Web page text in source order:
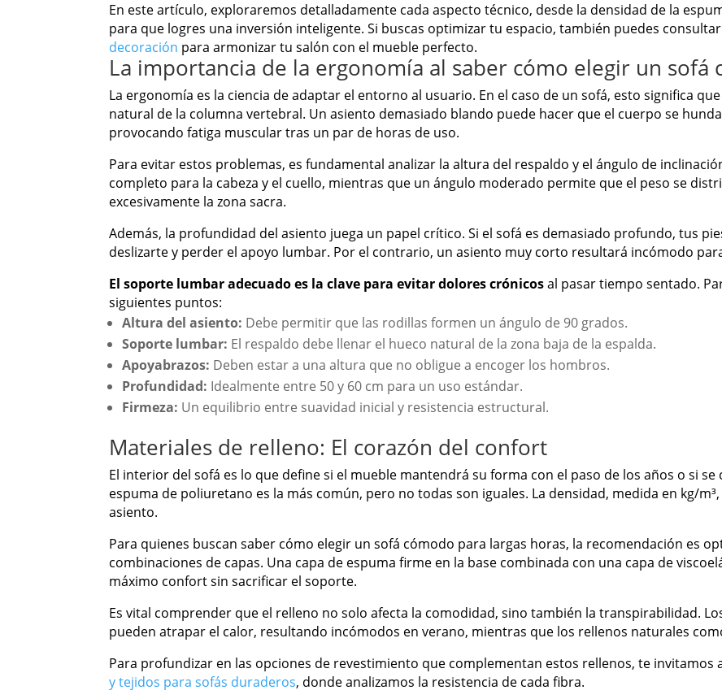
En este artículo, exploraremos detalladamente cada aspecto técnico, desde la densidad de la
para que logres una inversión inteligente. Si buscas optimizar tu espacio, también puedes consultar
decoración para armonizar tu salón con el mueble perfecto.
La importancia de la ergonomía al saber cómo elegir un sofá
La ergonomía es la ciencia de adaptar el entorno al usuario. En el caso de un sofá, esto significa
natural de la columna vertebral. Un asiento demasiado blando puede hacer que el cuerpo se
provocando fatiga muscular tras un par de horas de uso.
Para evitar estos problemas, es fundamental analizar la altura del respaldo y el ángulo de
completo para la cabeza y el cuello, mientras que un ángulo moderado permite que el peso se
excesivamente la zona sacra.
Además, la profundidad del asiento juega un papel crítico. Si el sofá es demasiado profundo, tus
deslizarte y perder el apoyo lumbar. Por el contrario, un asiento muy corto resultará incómodo
El soporte lumbar adecuado es la clave para evitar dolores crónicosal pasar tiempo sentado.
siguientes puntos:
Altura del asiento: Debe permitir que las rodillas formen un ángulo de 90 grados.
Soporte lumbar: El respaldo debe llenar el hueco natural de la zona baja de la espalda.
Apoyabrazos: Deben estar a una altura que no obligue a encoger los hombros.
Profundidad: Idealmente entre 50 y 60 cm para un uso estándar.
Firmeza: Un equilibrio entre suavidad inicial y resistencia estructural.
Materiales de relleno: El corazón del confort
El interior del sofá es lo que define si el mueble mantendrá su forma con el paso de los años o si
espuma de poliuretano es la más común, pero no todas son iguales. La densidad, medida en kg/
asiento.
Para quienes buscan saber cómo elegir un sofá cómodo para largas horas, la recomendación es
combinaciones de capas. Una capa de espuma firme en la base combinada con una capa de
máximo confort sin sacrificar el soporte.
Es vital comprender que el relleno no solo afecta la comodidad, sino también la transpirabilidad.
pueden atrapar el calor, resultando incómodos en verano, mientras que los rellenos naturales
Para profundizar en las opciones de revestimiento que complementan estos rellenos, te invitamos
y tejidos para sofás duraderos, donde analizamos la resistencia de cada fibra.